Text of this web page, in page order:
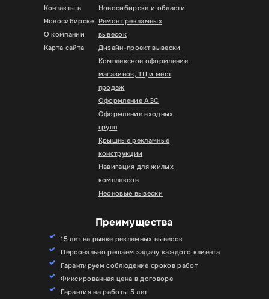
Контакты в
Новосибирске
О компании
Карта сайта
Новосибирске и области
Ремонт рекламных
вывесок
Дизайн-проект вывески
Комплексное оформление
магазинов, ТЦ и мест
продаж
Оформление АЗС
Оформление входных
групп
Крышные рекламные
конструкции
Навигация для жилых
комплексов
Неоновые вывески
Преимущества
15 лет на рынке рекламных вывесок
Персонально решаем задачу каждого клиента
Гарантируем соблюдение сроков работ
Фиксированная цена в договоре
Гарантия на работы 5 лет